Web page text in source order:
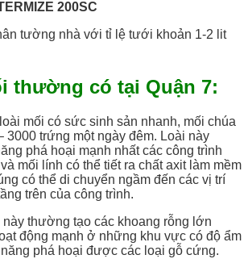
200SC
tường nhà với tỉ lệ tưới khoản 1-2 lit
thường có tại Quận 7:
mối có sức sinh sản nhanh, mối chúa
3000 trứng một ngày đêm. Loài này
phá hoại mạnh nhất các công trình
mối lính có thể tiết ra chất axit làm mềm
có thể di chuyển ngầm đến các vị trí
trên của công trình.
này thường tạo các khoang rỗng lớn
động mạnh ở những khu vực có độ ẩm
phá hoại được các loại gỗ cứng.